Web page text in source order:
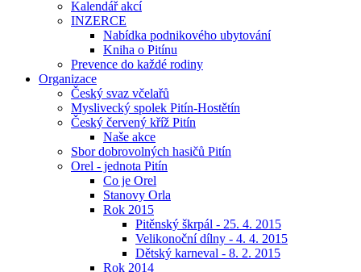
Kalendář akcí
INZERCE
Nabídka podnikového ubytování
Kniha o Pitínu
Prevence do každé rodiny
Organizace
Český svaz včelařů
Myslivecký spolek Pitín-Hostětín
Český červený kříž Pitín
Naše akce
Sbor dobrovolných hasičů Pitín
Orel - jednota Pitín
Co je Orel
Stanovy Orla
Rok 2015
Pitěnský škrpál - 25. 4. 2015
Velikonoční dílny - 4. 4. 2015
Dětský karneval - 8. 2. 2015
Rok 2014